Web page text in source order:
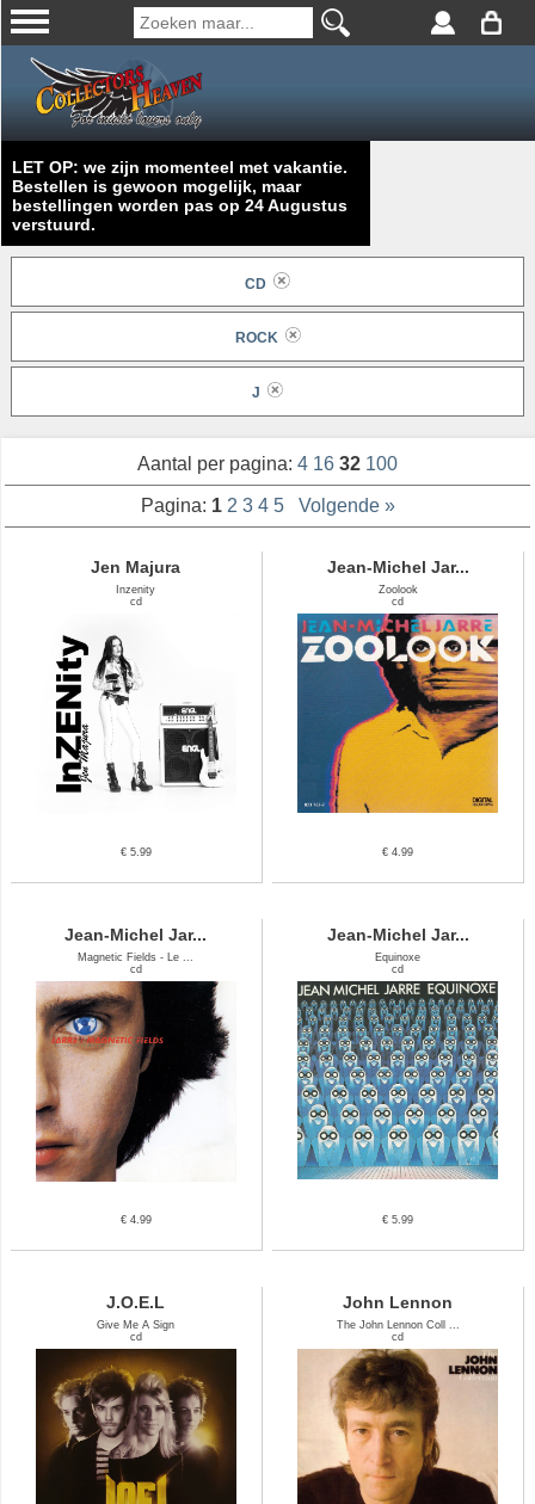
LET OP: we zijn momenteel met vakantie.
Bestellen is gewoon mogelijk, maar
bestellingen worden pas op 24 Augustus
verstuurd.
CD
ROCK
J
Aantal per pagina: 4 16 32 100
Pagina: 1 2 3 4 5 Volgende »
Jen Majura
Inzenity
cd
€ 5.99
Jean-Michel Jar...
Zoolook
cd
€ 4.99
Jean-Michel Jar...
Magnetic Fields - Le ...
cd
€ 4.99
Jean-Michel Jar...
Equinoxe
cd
€ 5.99
J.O.E.L
Give Me A Sign
cd
John Lennon
The John Lennon Coll ...
cd